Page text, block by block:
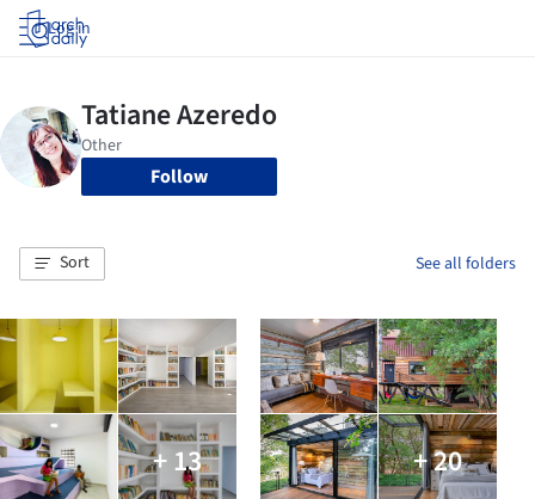
Log in
Follow
Sort See all folders
+ 13 + 20